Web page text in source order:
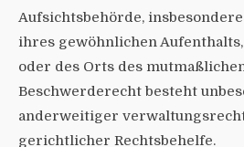
Aufsichtsbehörde,
ihres gewöhnlichen
oder des Orts des
Beschwerderecht besteht
anderweitiger
gerichtlicher Rechtsbehelfe.